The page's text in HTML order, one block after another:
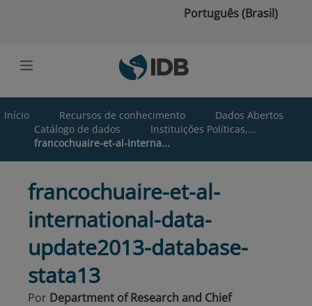
Português (Brasil)
Início Recursos de conhecimento
Dados Abertos
Catálogo de dados
Instituições Políticas,...
francochuaire-et-al-interna...
francochuaire-et-al-
international-data-
update2013-database-
stata13
Por Department of Research and Chief